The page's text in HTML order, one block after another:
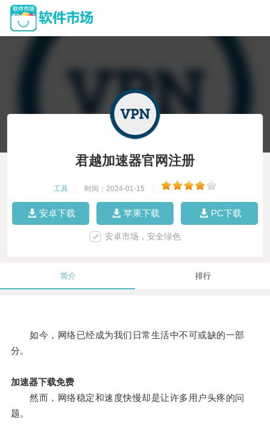
君越加速器官网注册
工具 时间：2024-01-15
安卓下载 苹果下载 PC下载
安卓市场，安全绿色
简介 排行
如今，网络已经成为我们日常生活中不可或缺的一部
分。
加速器下载免费
然而，网络稳定和速度快慢却是让许多用户头疼的问
题。